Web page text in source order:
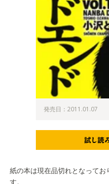
発売日：2011.01.07
紙の本は現在品切れとなって
す。